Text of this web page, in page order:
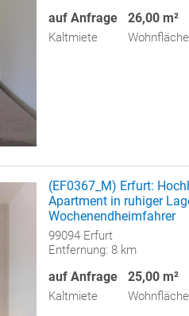
auf Anfrage
Kaltmiete
26,00 m²
Wohnfläche
(EF0367_M) Erfurt:
Apartment in ruhiger
Wochenendheimfahrer
99094 Erfurt
Entfernung: 8 km
auf Anfrage
Kaltmiete
25,00 m²
Wohnfläche